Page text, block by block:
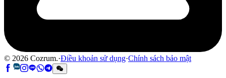
© 2026 Cozrum.·Điều khoản sử dụng·Chính sách bảo mật